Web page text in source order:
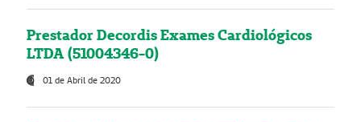
Prestador Decordis Exames Cardiológicos
LTDA (51004346-0)
01 de Abril de 2020